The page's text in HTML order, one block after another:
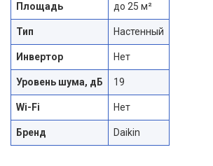
Площадь до 25 м²
Тип Настенный
Инвертор Нет
Уровень шума, дБ 19
Wi-Fi Нет
Бренд Daikin